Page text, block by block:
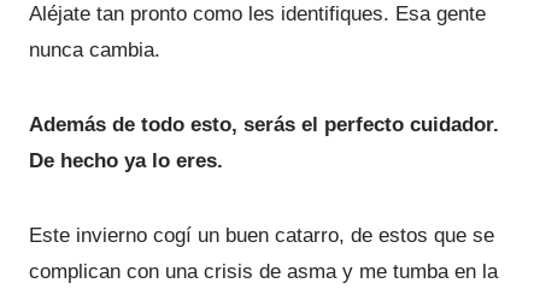
Aléjate tan pronto como les identifiques. Esa gente
nunca cambia.
Además de todo esto, serás el perfecto cuidador.
De hecho ya lo eres.
Este invierno cogí un buen catarro, de estos que se
complican con una crisis de asma y me tumba en la